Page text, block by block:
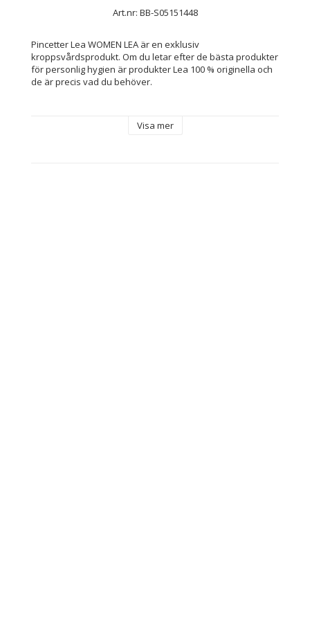
Art.nr: BB-S05151448
Pincetter Lea WOMEN LEA är en exklusiv
kroppsvårdsprodukt. Om du letar efter de bästa produkter
för personlig hygien är produkter Lea 100 % originella och
de är precis vad du behöver.
Visa mer